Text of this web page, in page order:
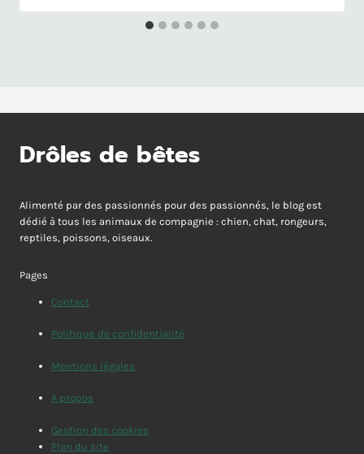
Drôles de bêtes
Alimenté par des passionnés pour des passionnés, le blog est
dédié à tous les animaux de compagnie : chien, chat, rongeurs,
reptiles, poissons, oiseaux.
Pages
Contact
Politique de confidentialité
Mentions légales
A propos
Gestion des cookies
Plan du site